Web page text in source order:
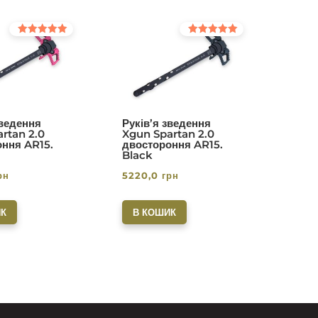
2.0
AR15.
Оцінено в
з 5
Руків’я зведення
Xgun Spartan 2.0
двостороння AR15.
Black
Оцінено в
з 5
5220,0 грн
В КОШИК